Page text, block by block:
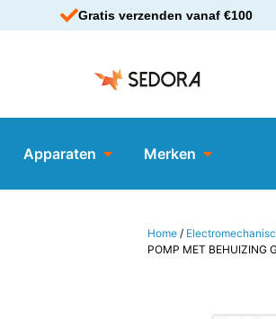
Gratis verzenden vanaf €100
Apparaten Merken
Home /
POMP MET BEHUIZING